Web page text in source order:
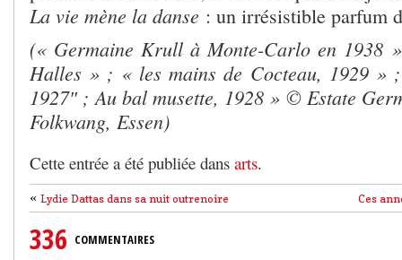
La vie mène la danse : un irrésistible parfum
(« Germaine Krull à Monte-Carlo en 1938
Halles » ; « les mains de Cocteau, 1929 »
1927″ ; Au bal musette, 1928 » © Estate
Folkwang, Essen)
Cette entrée a été publiée dans arts.
Ces
« Lydie Dattas dans sa nuit outrenoire
336 COMMENTAIRES